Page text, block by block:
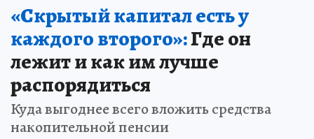
«Скрытый капитал есть у
каждого второго»:Где он
лежит и как им лучше
распорядиться
Куда выгоднее всего вложить средства
накопительной пенсии